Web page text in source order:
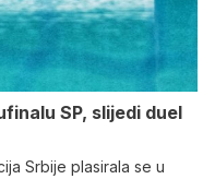
SP, slijedi duel
Srbije plasirala se u